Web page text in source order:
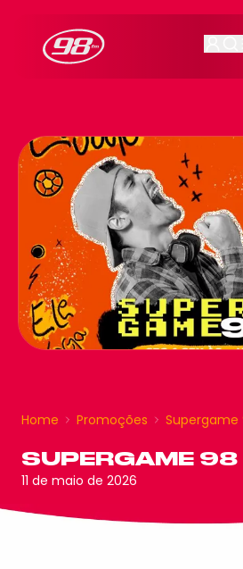
98FM Curitiba
Home Promoções Supergame
SUPERGAME
11 de maio de 2026